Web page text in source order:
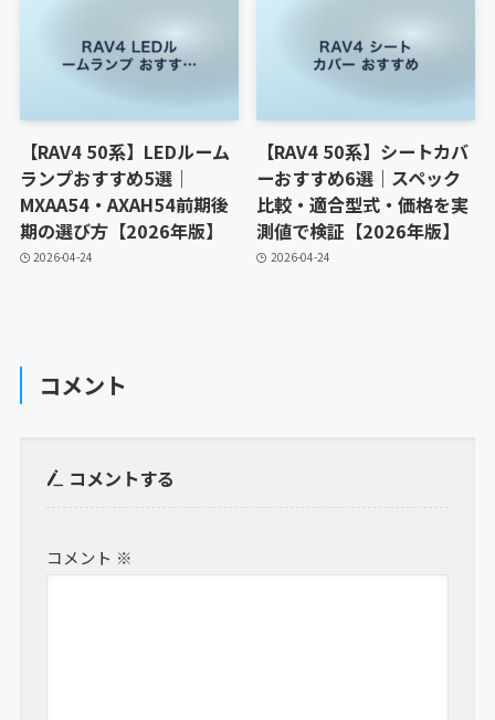
【RAV4 50系】LEDルーム
ランプおすすめ5選｜
MXAA54・AXAH54前期後
期の選び方【2026年版】
2026-04-24
【RAV4 50系】シートカバ
ーおすすめ6選｜スペック
比較・適合型式・価格を実
測値で検証【2026年版】
2026-04-24
コメント
コメントする
コメント ※